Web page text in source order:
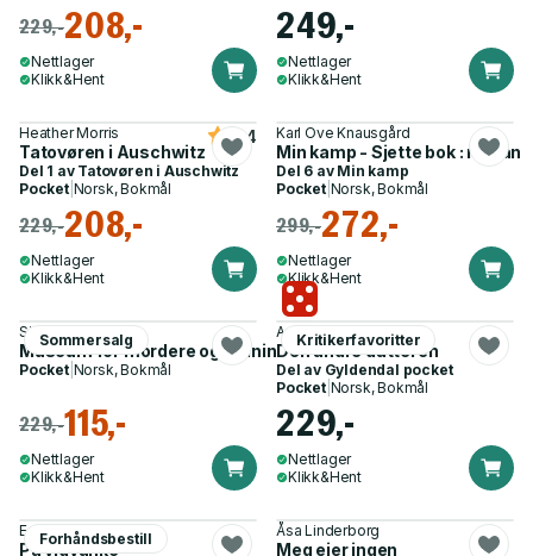
229,-208,-
Nettlager
Klikk&Hent
249,-
Nettlager
Klikk&Hent
Heather Morris
Tatovøren i Auschwitz
4.4
Del 1 av Tatovøren i Auschwitz
Pocket| Norsk, Bokmål
229,-208,-
Nettlager
Klikk&Hent
Karl Ove Knausgård
Min kamp - Sjette bok : roman
Del 6 av Min kamp
Pocket| Norsk, Bokmål
299,-272,-
Nettlager
Klikk&Hent
Sommersalg
Simon Stranger
Museum for mordere og redningsmenn - roman
Pocket| Norsk, Bokmål
229,-115,-
Nettlager
Klikk&Hent
Kritikerfavoritter
Annie Ernaux
Den andre datteren
Del av Gyldendal pocket
Pocket| Norsk, Bokmål
229,-
Nettlager
Klikk&Hent
Forhåndsbestill
Edvard Hoem
På vidvanke
Åsa Linderborg
Meg eier ingen